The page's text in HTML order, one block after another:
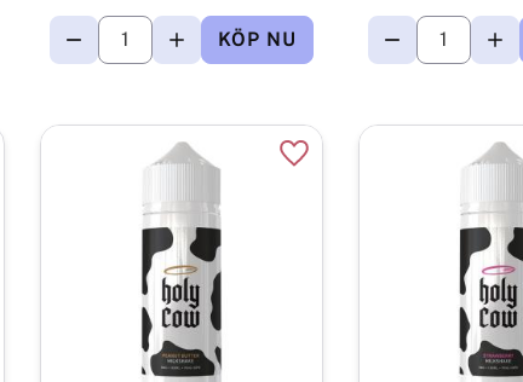
till i favoriter Lägg till i favoriter